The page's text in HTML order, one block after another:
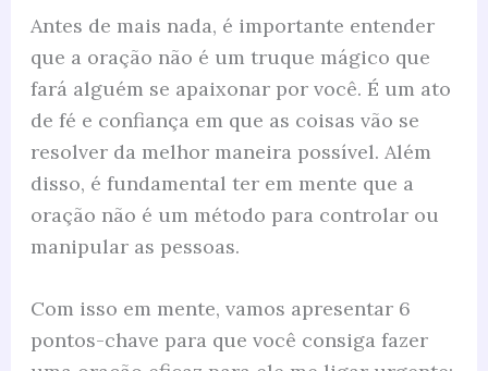
Antes de mais nada, é importante entender
que a oração não é um truque mágico que
fará alguém se apaixonar por você. É um ato
de fé e confiança em que as coisas vão se
resolver da melhor maneira possível. Além
disso, é fundamental ter em mente que a
oração não é um método para controlar ou
manipular as pessoas.
Com isso em mente, vamos apresentar 6
pontos-chave para que você consiga fazer